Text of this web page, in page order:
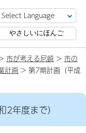
やさしいにほんご
市が考える尼崎 > 市の
計画 > 第7期計画（平成
年度まで）